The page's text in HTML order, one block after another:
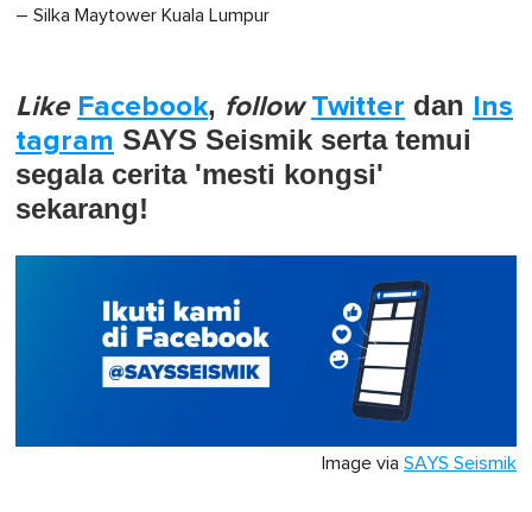
– Silka Maytower Kuala Lumpur
Like Facebook, follow Twitter dan Ins
tagram SAYS Seismik serta temui
segala cerita 'mesti kongsi'
sekarang!
Image via SAYS Seismik